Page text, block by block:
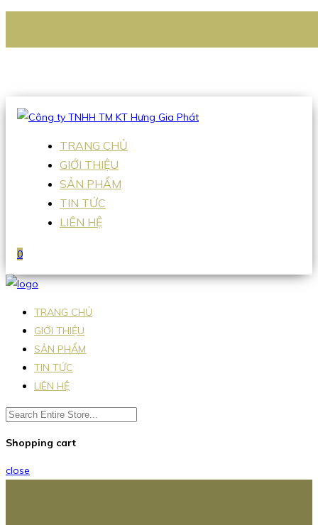
Hotline:0938 336 079
TRANG CHỦ
GIỚI THIỆU
SẢN PHẨM
TIN TỨC
LIÊN HỆ
0
TRANG CHỦ
GIỚI THIỆU
SẢN PHẨM
TIN TỨC
LIÊN HỆ
Shopping cart
close